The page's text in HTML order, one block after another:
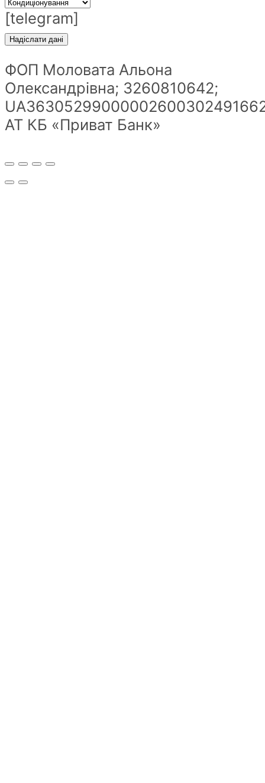
[telegram]
ФОП Моловата Альона
Олександрівна; 3260810642;
АТ КБ «Приват Банк»